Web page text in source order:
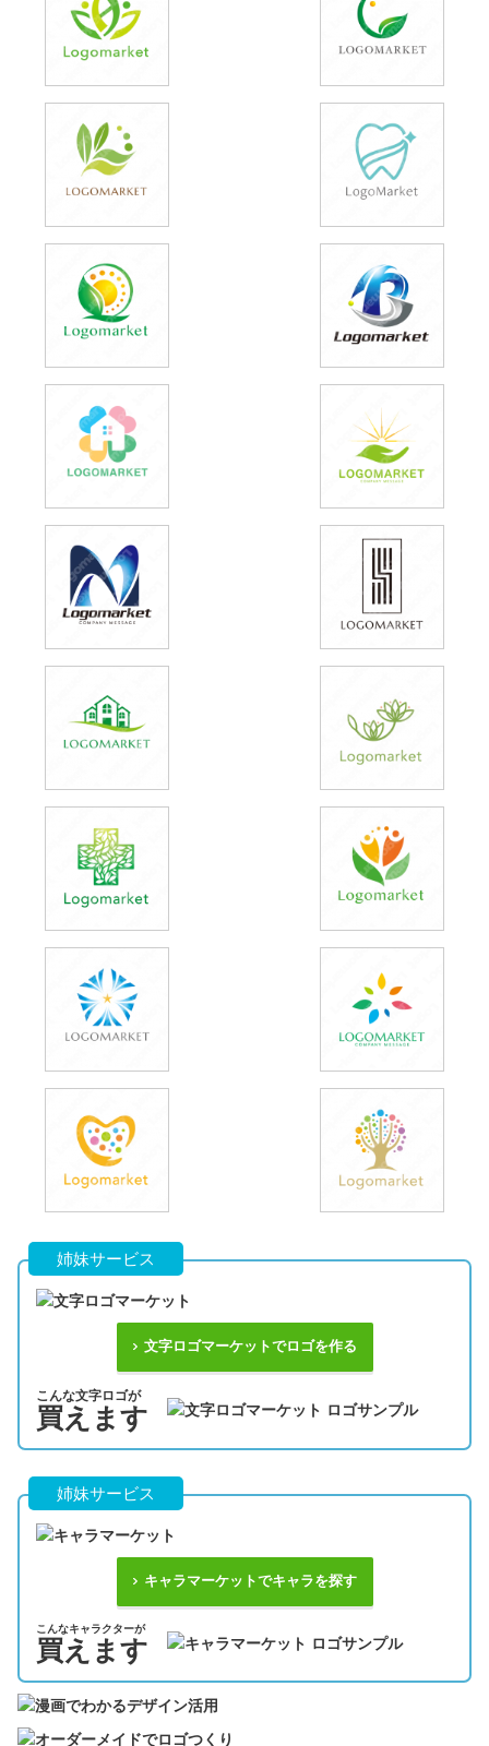
姉妹サービス
文字ロゴマーケットでロゴを作る
こんな文字ロゴが
買えます
姉妹サービス
キャラマーケットでキャラを探す
こんなキャラクターが
買えます